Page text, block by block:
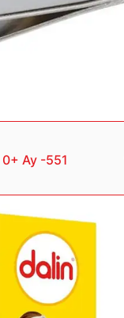
0+ Ay -551